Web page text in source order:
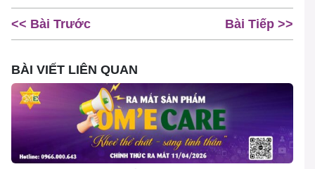
<< Bài Trước Bài Tiếp >>
BÀI VIẾT LIÊN QUAN